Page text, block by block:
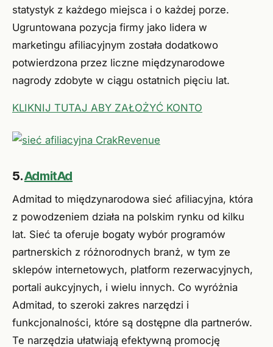
statystyk z każdego miejsca i o każdej porze.
Ugruntowana pozycja firmy jako lidera w
marketingu afiliacyjnym została dodatkowo
potwierdzona przez liczne międzynarodowe
nagrody zdobyte w ciągu ostatnich pięciu lat.
KLIKNIJ TUTAJ ABY ZAŁOŻYĆ KONTO
5.AdmitAd
Admitad to międzynarodowa sieć afiliacyjna, która
z powodzeniem działa na polskim rynku od kilku
lat. Sieć ta oferuje bogaty wybór programów
partnerskich z różnorodnych branż, w tym ze
sklepów internetowych, platform rezerwacyjnych,
portali aukcyjnych, i wielu innych. Co wyróżnia
Admitad, to szeroki zakres narzędzi i
funkcjonalności, które są dostępne dla partnerów.
Te narzędzia ułatwiają efektywną promocję